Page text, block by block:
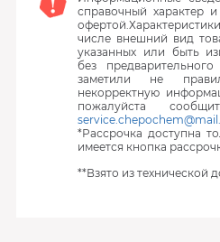
справочный характер
числе внешний вид
указанных или быть
без
заметили не
некорректную
пожалуйста
*Рассрочка доступна
имеется кнопка
**Взято из технической